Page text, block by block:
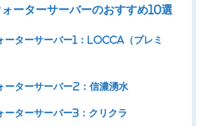
ーターサーバーのおすすめ10選
ーターサーバー1：Locca（プレミ
ーターサーバー2：信濃湧水
ーターサーバー3：クリクラ